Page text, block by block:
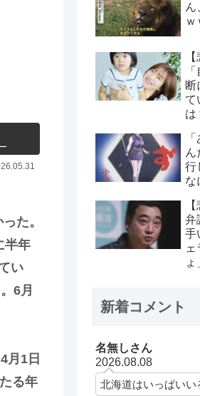
た。
半年
い
6月
月1日
る年
ん
ｗ
て
は
ん
行
な
弁
手
ょ
新着コメント
名無しさん
2026.08.08
北海道はいっぱいい